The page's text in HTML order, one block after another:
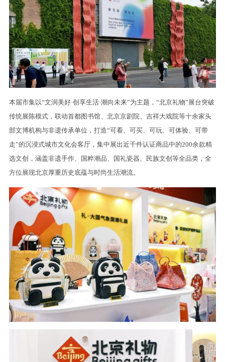
本届市集以“文润美好·创享生活·潮向未来”为主题，“北京礼物”展台突破
传统展陈模式，联动首都图书馆、北京京剧院、吉祥大戏院等十余家头
部文博机构与非遗传承单位，打造“可看、可买、可玩、可体验、可带
走”的沉浸式城市文化会客厅，集中展出近千件认证商品中的200余款精
选文创，涵盖非遗手作、国粹潮品、国礼瓷器、民族文创等全品类，全
方位展现北京厚重历史底蕴与时尚生活潮流。